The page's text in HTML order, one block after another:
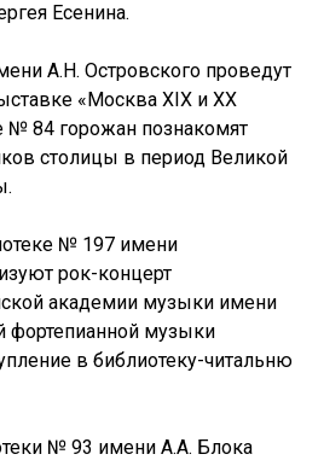
Есенина.
А.Н. Островского проведут
«Москва ХIХ и ХХ
№ 84 горожан познакомят
столицы в период Великой
№ 197 имени
рок-концерт
академии музыки имени
фортепианной музыки
в библиотеку-читальню
№ 93 имени А.А. Блока